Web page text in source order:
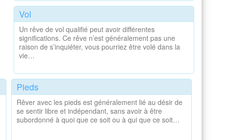
Vol
Un rêve de vol qualifié peut avoir différentes
significations. Ce rêve n’est généralement pas une
raison de s’inquiéter, vous pourriez être volé dans la
vie…
Pieds
Rêver avec les pieds est généralement lié au désir de
se sentir libre et indépendant, sans avoir à être
subordonné à quoi que ce soit ou à qui que ce soit…